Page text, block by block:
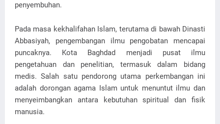
penyembuhan.
Pada masa kekhalifahan Islam, terutama di bawah Dinasti
Abbasiyah, pengembangan ilmu pengobatan mencapai
puncaknya. Kota Baghdad menjadi pusat ilmu
pengetahuan dan penelitian, termasuk dalam bidang
medis. Salah satu pendorong utama perkembangan ini
adalah dorongan agama Islam untuk menuntut ilmu dan
menyeimbangkan antara kebutuhan spiritual dan fisik
manusia.